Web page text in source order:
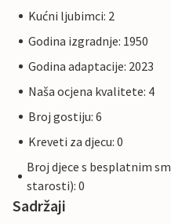
Kućni ljubimci: 2
Godina izgradnje: 1950
Godina adaptacije: 2023
Naša ocjena kvalitete: 4
Broj gostiju: 6
Kreveti za djecu: 0
Broj djece s besplatnim
starosti): 0
Sadržaji